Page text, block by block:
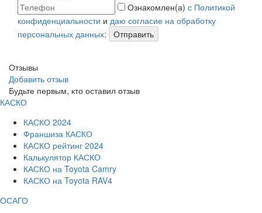
Ознакомлен(а) с Политикой
конфиденциальности и даю согласие на обработку
персональных данных;
Отправить
Отзывы
Добавить отзыв
Будьте первым, кто оставил отзыв
КАСКО
КАСКО 2024
Франшиза КАСКО
КАСКО рейтинг 2024
Калькулятор КАСКО
КАСКО на Toyota Camry
КАСКО на Toyota RAV4
ОСАГО